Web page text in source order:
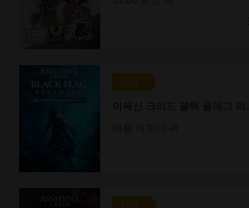
신규
신규